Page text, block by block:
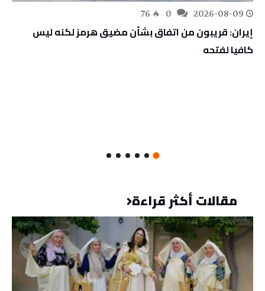
2026-08-09
76
إيران: قريبون من اتفاق بشأن مضيق هرمز لكنه ليس
كافيا لفتحه
مقالات أكثر قراءة